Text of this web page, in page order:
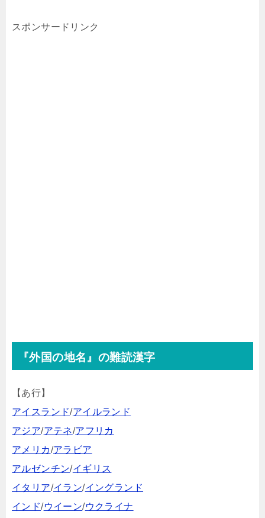
スポンサードリンク
『外国の地名』の難読漢字
【あ行】
アイスランド/アイルランド
アジア/アテネ/アフリカ
アメリカ/アラビア
アルゼンチン/イギリス
イタリア/イラン/イングランド
インド/ウイーン/ウクライナ